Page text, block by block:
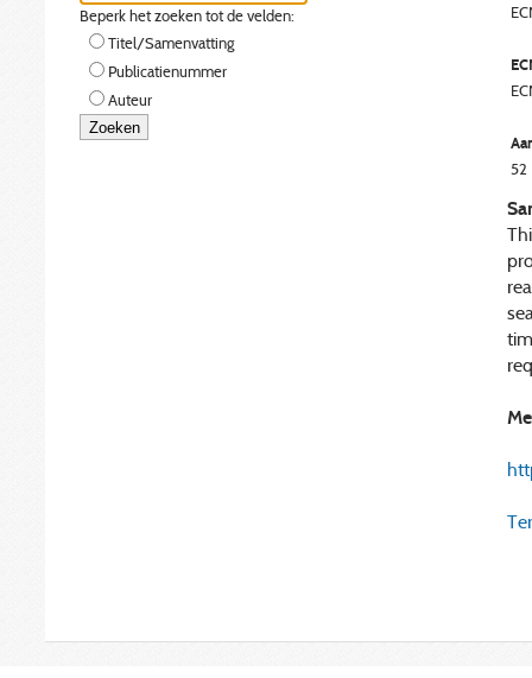
Beperk het zoeken tot de velden:
Titel/Samenvatting
Publicatienummer
Auteur
52